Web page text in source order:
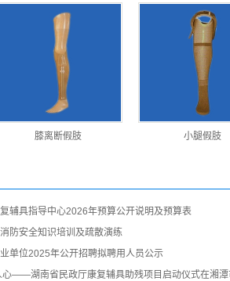
膝离断假肢 小腿假肢
辅具指导中心2026年预算公开说明及预算表
防安全知识培训及疏散演练
单位2025年公开招聘拟聘用人员公示
心——湖南省民政厅康复辅具助残项目启动仪式在湘潭